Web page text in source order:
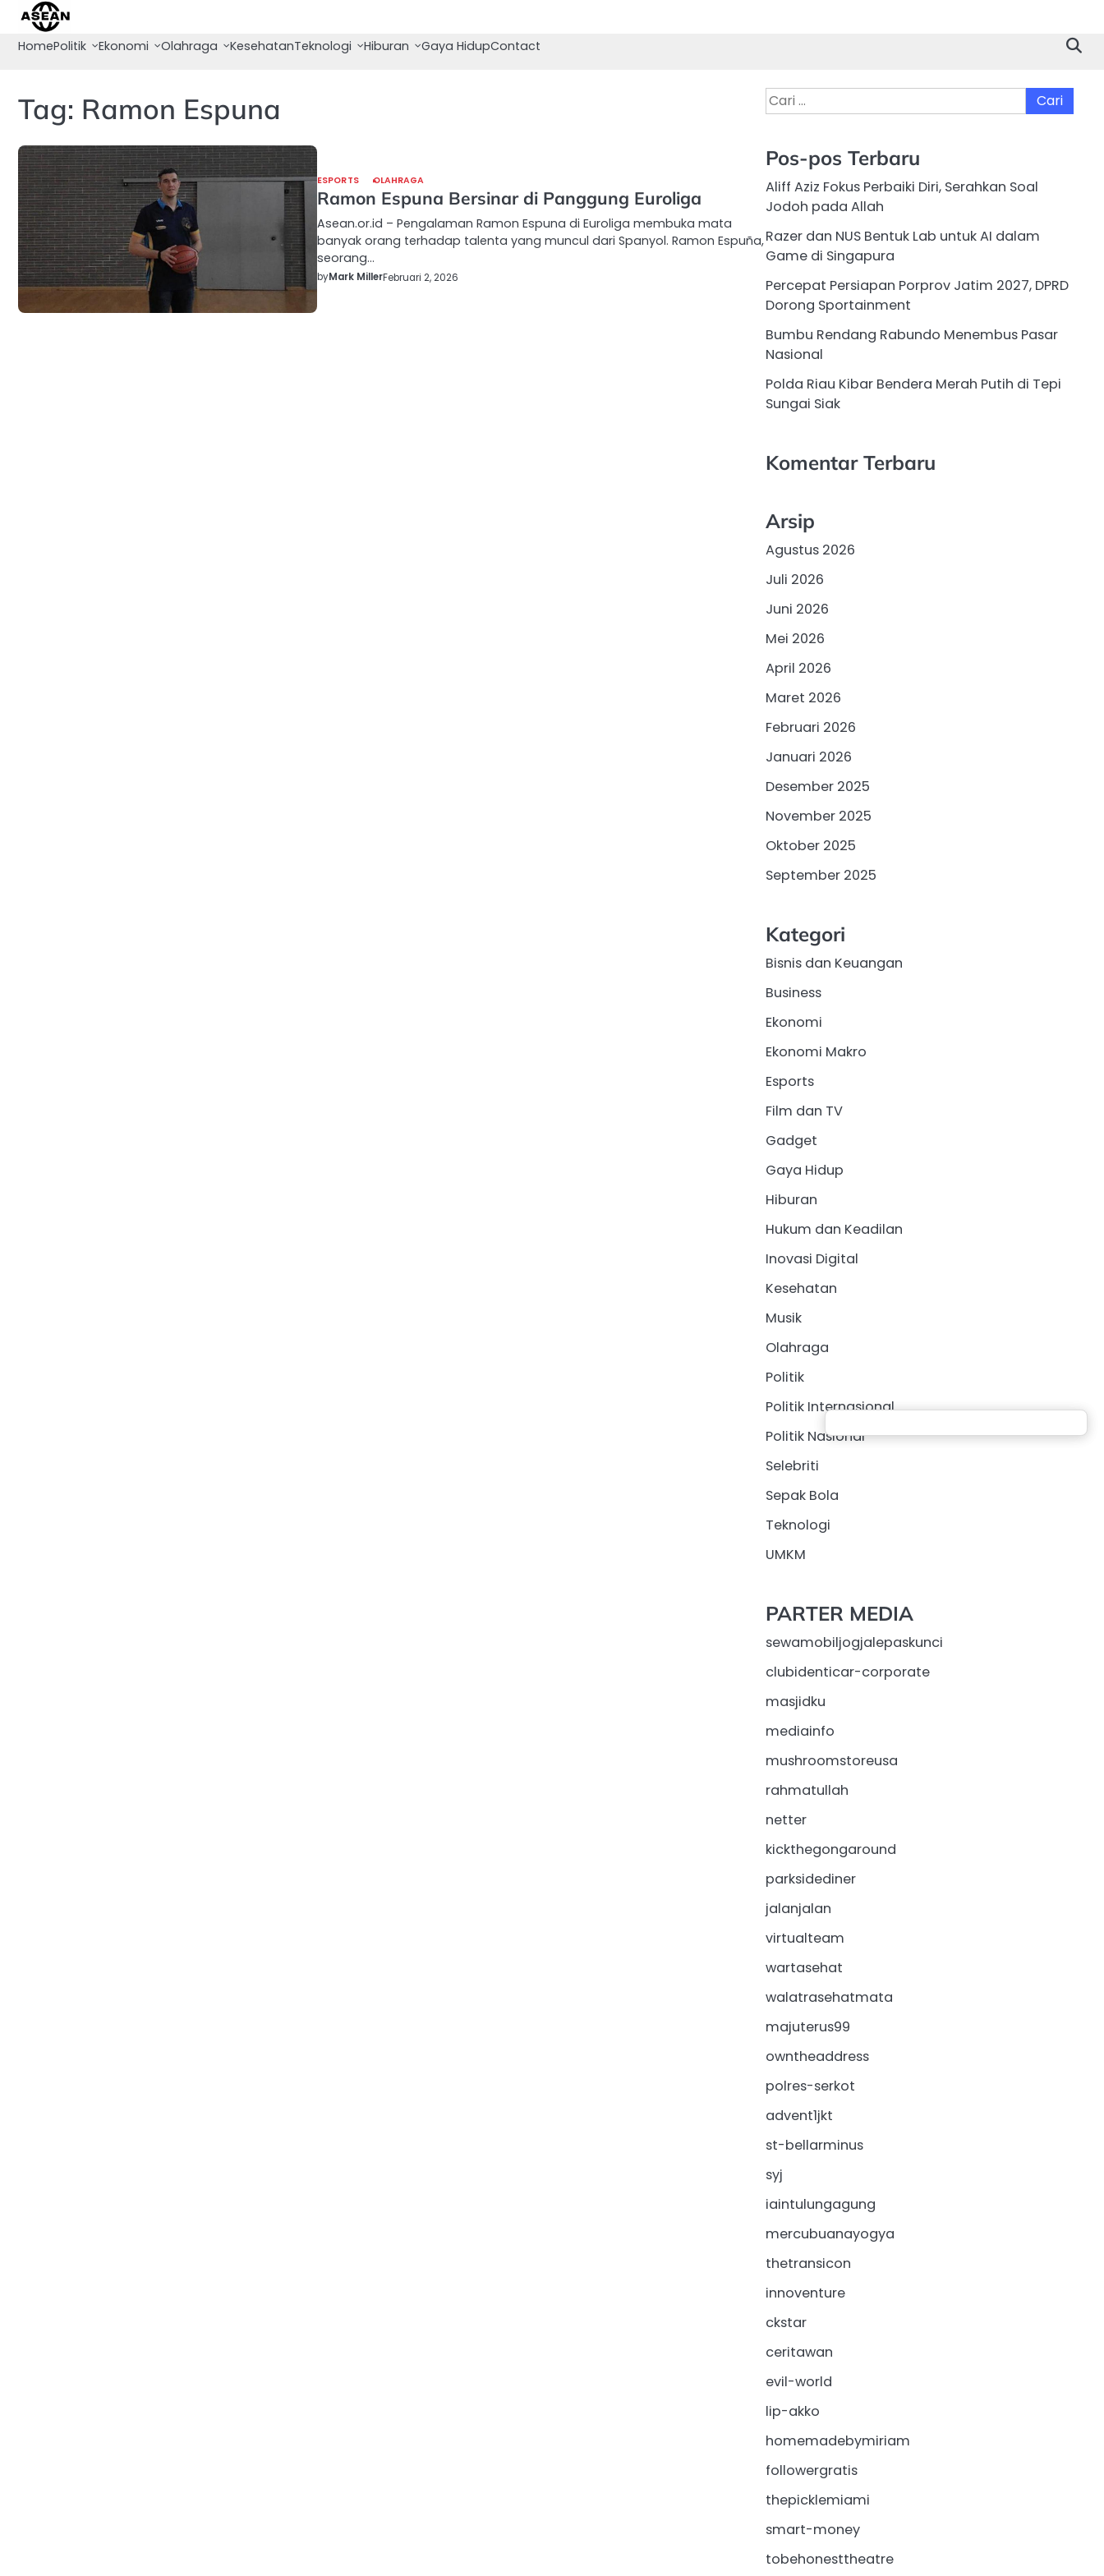
Skip
content
HomePolitik Ekonomi Olahraga KesehatanTeknologi Hiburan Gaya HidupContact
Tag: Ramon Espuna
ESPORTS OLAHRAGA
Ramon Espuna Bersinar di Panggung Euroliga
Asean.or.id – Pengalaman Ramon Espuna di Euroliga membuka mata
banyak orang terhadap talenta yang muncul dari Spanyol. Ramon Espuña,
seorang…
byMark MillerFebruari 2, 2026
Cari
untuk:
Pos-pos Terbaru
Aliff Aziz Fokus Perbaiki Diri, Serahkan Soal
Jodoh pada Allah
Razer dan NUS Bentuk Lab untuk AI dalam
Game di Singapura
Percepat Persiapan Porprov Jatim 2027, DPRD
Dorong Sportainment
Bumbu Rendang Rabundo Menembus Pasar
Nasional
Polda Riau Kibar Bendera Merah Putih di Tepi
Sungai Siak
Komentar Terbaru
Arsip
Agustus 2026
Juli 2026
Juni 2026
Mei 2026
April 2026
Maret 2026
Februari 2026
Januari 2026
Desember 2025
November 2025
Oktober 2025
September 2025
Kategori
Bisnis dan Keuangan
Business
Ekonomi
Ekonomi Makro
Esports
Film dan TV
Gadget
Gaya Hidup
Hiburan
Hukum dan Keadilan
Inovasi Digital
Kesehatan
Musik
Olahraga
Politik
Politik Internasional
Politik Nasional
Selebriti
Sepak Bola
Teknologi
UMKM
PARTER MEDIA
sewamobiljogjalepaskunci
clubidenticar-corporate
masjidku
mediainfo
mushroomstoreusa
rahmatullah
netter
kickthegongaround
parksidediner
jalanjalan
virtualteam
wartasehat
walatrasehatmata
majuterus99
owntheaddress
polres-serkot
advent1jkt
st-bellarminus
syj
iaintulungagung
mercubuanayogya
thetransicon
innoventure
ckstar
ceritawan
evil-world
lip-akko
homemadebymiriam
followergratis
thepicklemiami
smart-money
tobehonesttheatre